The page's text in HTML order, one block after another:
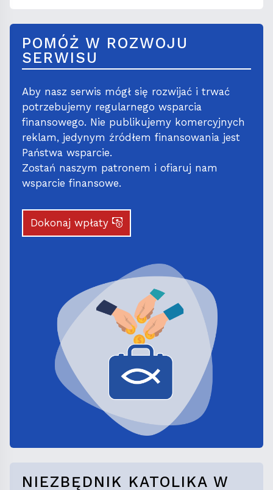
POMÓŻ W ROZWOJU
SERWISU
Aby nasz serwis mógł się rozwijać i trwać
potrzebujemy regularnego wsparcia
finansowego. Nie publikujemy komercyjnych
reklam, jedynym źródłem finansowania jest
Państwa wsparcie.
Zostań naszym patronem i ofiaruj nam
wsparcie finansowe.
Dokonaj wpłaty
NIEZBĘDNIK KATOLIKA W